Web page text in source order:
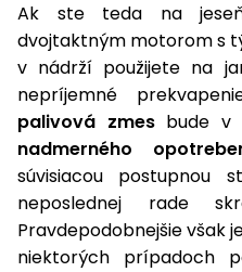
Odhŕňače
a lopaty
na sneh
Postrekovače
a rosiče
Príslušenstvo
Ak ste teda na
dvojtaktným motorom s
v nádrží použijete na
nepríjemné
palivová zmesbude v
nadmerného
súvisiacou postupnou
neposlednej rade
Pravdepodobnejšie však
niektorých prípadoch